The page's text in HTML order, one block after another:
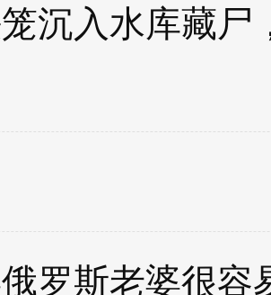
沉入水库藏
罗斯老婆很容